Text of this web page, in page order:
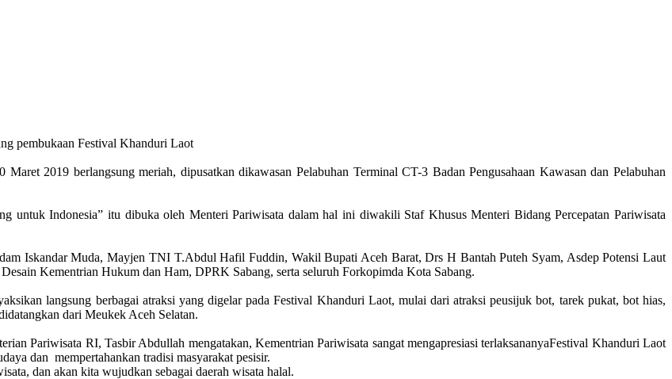
pembukaan Festival Khanduri Laot
2019 berlangsung meriah, dipusatkan dikawasan Pelabuhan Terminal CT-3 Badan Pengusahaan Kawasan dan Pelabuhan
untuk Indonesia” itu dibuka oleh Menteri Pariwisata dalam hal ini diwakili Staf Khusus Menteri Bidang Percepatan Pariwisata
Iskandar Muda, Mayjen TNI T.Abdul Hafil Fuddin, Wakil Bupati Aceh Barat, Drs H Bantah Puteh Syam, Asdep Potensi Laut
Kementrian Hukum dan Ham, DPRK Sabang, serta seluruh Forkopimda Kota Sabang.
langsung berbagai atraksi yang digelar pada Festival Khanduri Laot, mulai dari atraksi peusijuk bot, tarek pukat, bot hias,
dari Meukek Aceh Selatan.
Pariwisata RI, Tasbir Abdullah mengatakan, Kementrian Pariwisata sangat mengapresiasi terlaksananyaFestival Khanduri Laot
dan mempertahankan tradisi masyarakat pesisir.
dan akan kita wujudkan sebagai daerah wisata halal.